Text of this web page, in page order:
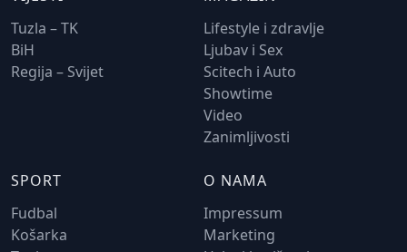
Tuzla – TK
BiH
Regija – Svijet
Lifestyle i zdravlje
Ljubav i Sex
Scitech i Auto
Showtime
Video
Zanimljivosti
SPORT
Fudbal
Košarka
O NAMA
Impressum
Marketing